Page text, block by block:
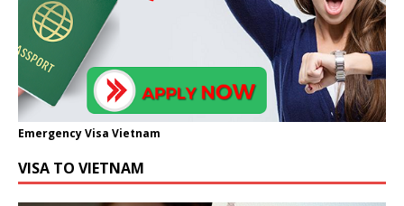
Emergency Visa Vietnam
VISA TO VIETNAM